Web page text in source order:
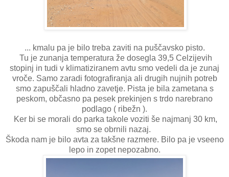
... kmalu pa je bilo treba zaviti na puščavsko pisto.
Tu je zunanja temperatura že dosegla 39,5 Celzijevih
stopinj in tudi v klimatiziranem avtu smo vedeli da je zunaj
vroče. Samo zaradi fotografiranja ali drugih nujnih potreb
smo zapuščali hladno zavetje. Pista je bila zametana s
peskom, občasno pa pesek prekinjen s trdo narebrano
podlago ( ribežn ).
Ker bi se morali do parka takole voziti še najmanj 30 km,
smo se obrnili nazaj.
Škoda nam je bilo avta za takšne razmere. Bilo pa je vseeno
lepo in zopet nepozabno.